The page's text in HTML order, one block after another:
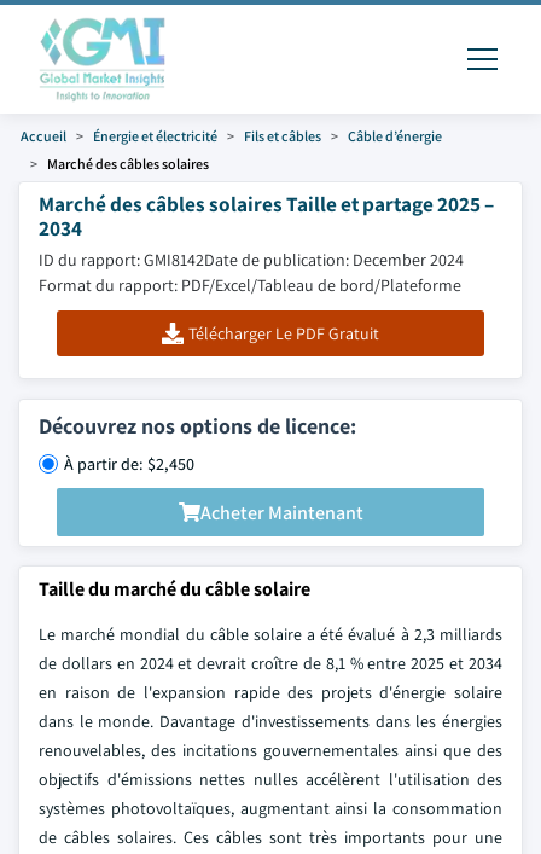
Accueil Énergie et électricité Fils et câbles
Câble d’énergie
Marché des câbles solaires
Marché des câbles solaires Taille et partage 2025 –
2034
ID du rapport: GMI8142Date de publication: December 2024
Format du rapport: PDF/Excel/Tableau de bord/Plateforme
Télécharger Le PDF Gratuit
Découvrez nos options de licence:
À partir de: $2,450
Acheter Maintenant
Taille du marché du câble solaire
Le marché mondial du câble solaire a été évalué à 2,3 milliards
de dollars en 2024 et devrait croître de 8,1 % entre 2025 et 2034
en raison de l'expansion rapide des projets d'énergie solaire
dans le monde. Davantage d'investissements dans les énergies
renouvelables, des incitations gouvernementales ainsi que des
objectifs d'émissions nettes nulles accélèrent l'utilisation des
systèmes photovoltaïques, augmentant ainsi la consommation
de câbles solaires. Ces câbles sont très importants pour une